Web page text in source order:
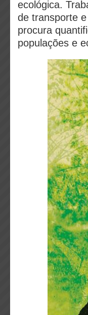
ecológica.
de transporte
procura
populações e